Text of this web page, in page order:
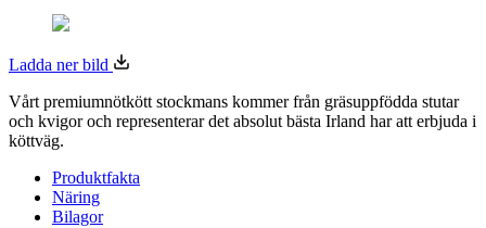
Ladda ner bild
Vårt premiumnötkött stockmans kommer från gräsuppfödda stutar
och kvigor och representerar det absolut bästa Irland har att erbjuda i
köttväg.
Produktfakta
Näring
Bilagor